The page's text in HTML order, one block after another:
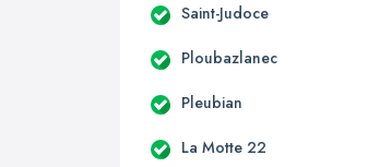
Saint-Judoce
Ploubazlanec
Pleubian
La Motte 22